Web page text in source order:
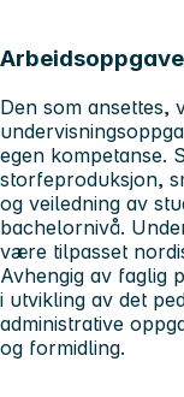
Den som ansettes,
egen kompetanse.
storfeproduksjon,
og veiledning av
bachelornivå.
være tilpasset
Avhengig av faglig
i utvikling av det
administrative
og formidling.